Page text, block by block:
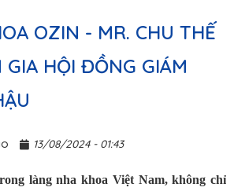
OZIN - MR. CHU THẾ
HỘI ĐỒNG GIÁM
13/08/2024 - 01:43
làng nha khoa Việt Nam, không chỉ